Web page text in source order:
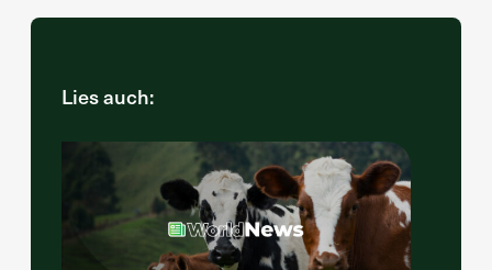
Lies auch: